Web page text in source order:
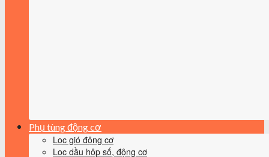
Phụ tùng động cơ
Lọc gió động cơ
Lọc dầu hộp số, động cơ